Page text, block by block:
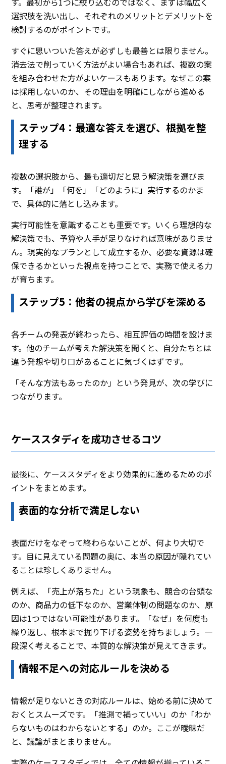
選択肢を洗い出し、それぞれのメリットとデメリットを
検討するのがポイントです。
すぐに思いついた答えが必ずしも最善とは限りません。
消去法で削っていく方法がよい場合もあれば、複数の案
を組み合わせた方がよいケースもあります。なぜこの案
は採用しないのか、その理由を明確にしながら進める
と、思考が整理されます。
ステップ4：最適な答えを選び、根拠を整
理する
複数の選択肢から、最も適切だと思う解決策を選びま
す。「誰が」「何を」「どのように」実行するのかま
で、具体的に落とし込みます。
実行可能性を意識することも重要です。いくら理想的な
解決策でも、予算や人手が足りなければ意味がありませ
ん。現実的なプランとして成立するか、必要な資源は確
保できるかといった視点を持つことで、実務で使える力
が育ちます。
ステップ5：他者の視点から学びを深める
各チームの発表が終わったら、相互評価の時間を設けま
す。他のチームが考えた解決策を聞くと、自分たちとは
違う発想や切り口があることに気づくはずです。
「そんな方法もあったのか」という発見が、次の学びに
つながります。
ケーススタディを成功させるコツ
最後に、ケーススタディをより効果的に進めるためのポ
イントをまとめます。
表面的な分析で満足しない
表面だけをなぞって終わらないことが、何より大切で
す。目に見えている問題の奥に、本当の原因が隠れてい
ることは珍しくありません。
例えば、「売上が落ちた」という現象も、競合の台頭な
のか、商品力の低下なのか、営業体制の問題なのか、原
因は1つではない可能性があります。「なぜ」を何度も
繰り返し、根本まで掘り下げる姿勢を持ちましょう。一
段深く考えることで、本質的な解決策が見えてきます。
情報不足への対応ルールを決める
情報が足りないときの対応ルールは、始める前に決めて
おくとスムーズです。「推測で補っていい」のか「わか
らないものはわからないとする」のか。ここが曖昧だ
と、議論がまとまりません。